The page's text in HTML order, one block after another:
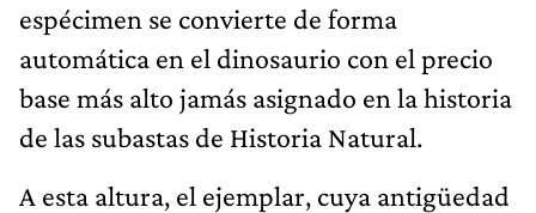
espécimen se convierte de forma
automática en el dinosaurio con el precio
base más alto jamás asignado en la historia
de las subastas de Historia Natural.
A esta altura, el ejemplar, cuya antigüedad